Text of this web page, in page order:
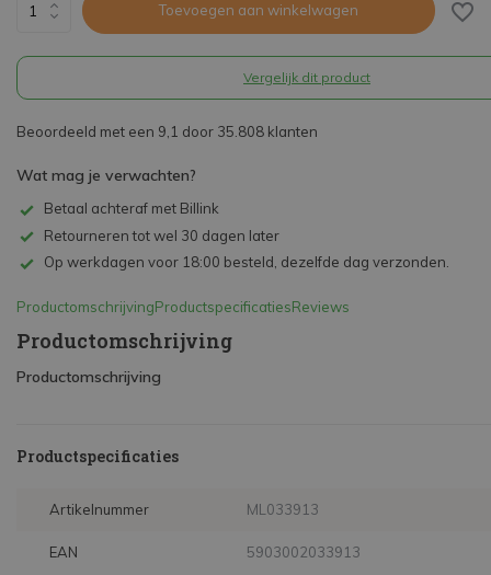
Toevoegen aan winkelwagen
Vergelijk dit product
Beoordeeld met een 9,1 door 35.808 klanten
Wat mag je verwachten?
Betaal achteraf met Billink
Retourneren tot wel 30 dagen later
Op werkdagen voor 18:00 besteld, dezelfde dag verzonden.
ProductomschrijvingProductspecificatiesReviews
Productomschrijving
Productomschrijving
Productspecificaties
Artikelnummer ML033913
EAN 5903002033913